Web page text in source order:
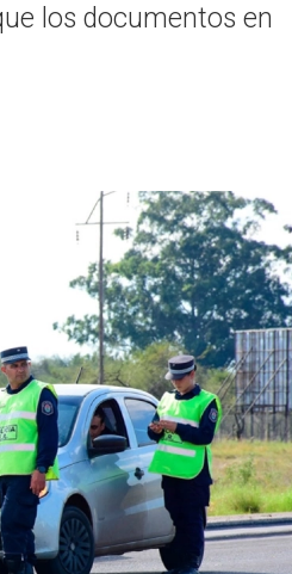
los documentos en